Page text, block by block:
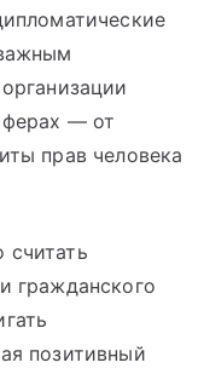
— от
прав человека
гражданского
позитивный